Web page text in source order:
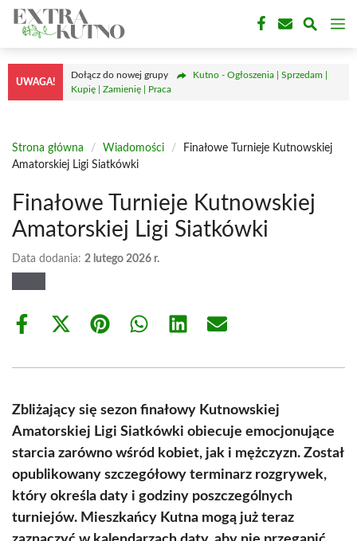
Przejdź
treści
UWAGA!
Dołącz do nowej grupy
Kutno - Ogłoszenia | Sprzedam |
Kupię | Zamienię | Praca
Strona główna / Wiadomości /
Finałowe Turnieje Kutnowskiej
Amatorskiej Ligi Siatkówki
Finałowe Turnieje Kutnowskiej
Amatorskiej Ligi Siatkówki
Data dodania: 2 lutego 2026 r.
Share
Share
(Twitter)
Share Share Share Share
Zbliżający się sezon finałowy Kutnowskiej
Amatorskiej Ligi Siatkówki obiecuje emocjonujące
starcia zarówno wśród kobiet, jak i mężczyzn. Został
opublikowany szczegółowy terminarz rozgrywek,
który określa daty i godziny poszczególnych
turniejów. Mieszkańcy Kutna mogą już teraz